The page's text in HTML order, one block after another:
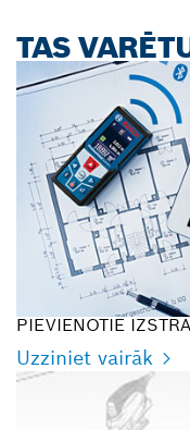
TAS
PIEVIENOTIE
Uzziniet vairāk